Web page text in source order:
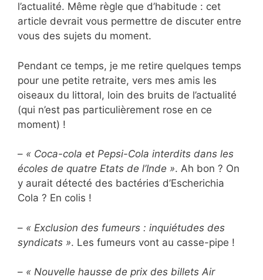
l’actualité. Même règle que d’habitude : cet
article devrait vous permettre de discuter entre
vous des sujets du moment.
Pendant ce temps, je me retire quelques temps
pour une petite retraite, vers mes amis les
oiseaux du littoral, loin des bruits de l’actualité
(qui n’est pas particulièrement rose en ce
moment) !
– « Coca-cola et Pepsi-Cola interdits dans les
écoles de quatre Etats de l’Inde ». Ah bon ? On
y aurait détecté des bactéries d’Escherichia
Cola ? En colis !
– « Exclusion des fumeurs : inquiétudes des
syndicats ». Les fumeurs vont au casse-pipe !
– « Nouvelle hausse de prix des billets Air